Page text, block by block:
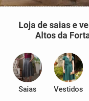
Loja de saias e
Altos da
Saias Vestidos